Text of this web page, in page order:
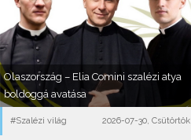
Olaszország – Elia Comini szalézi atya
boldoggá avatása
#Szalézi világ 2026-07-30, Csütörtök